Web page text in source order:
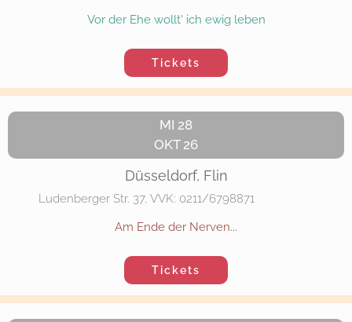
Vor der Ehe wollt' ich ewig leben
Tickets
MI 28
OKT 26
Düsseldorf, Flin
Ludenberger Str. 37, VVK: 0211/6798871
Am Ende der Nerven...
Tickets